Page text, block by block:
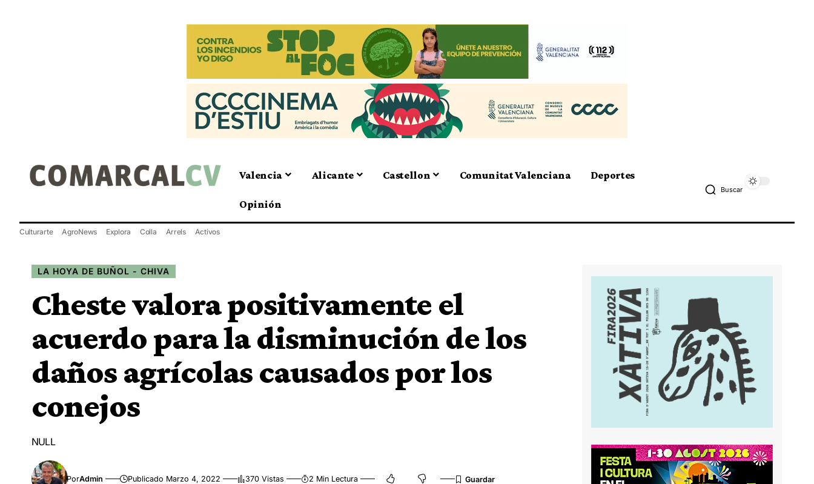
Valencia Alicante Castellon Comunitat Valenciana Deportes
Opinión
Buscar
Culturarte AgroNews Explora Colla Arrels Activos
LA HOYA DE BUÑOL - CHIVA
Cheste valora positivamente el
acuerdo para la disminución de los
daños agrícolas causados por los
conejos
NULL
PorAdmin Publicado Marzo 4, 2022 370 Vistas 2 Min Lectura